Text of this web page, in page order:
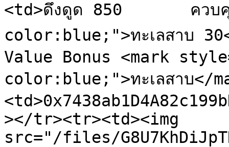
<td>ดึงดูด 850       ควบ
color:blue;">ทะเลสาบ
Value Bonus <mark
color:blue;">ทะเลสาบ</
></tr><tr><td><img
src="/files/